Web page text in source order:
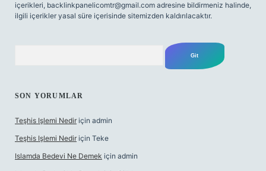
içerikleri, backlinkpanelicomtr@gmail.com adresine bildirmeniz halinde,
ilgili içerikler yasal süre içerisinde sitemizden kaldırılacaktır.
SON YORUMLAR
Teşhis Işlemi Nedir için admin
Teşhis Işlemi Nedir için Teke
Islamda Bedevi Ne Demek için admin